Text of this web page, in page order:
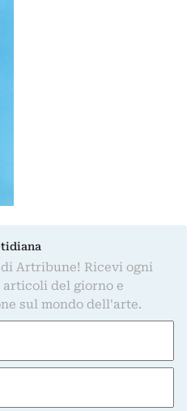
Artribune! Ricevi ogni
del giorno e
sul mondo dell'arte.